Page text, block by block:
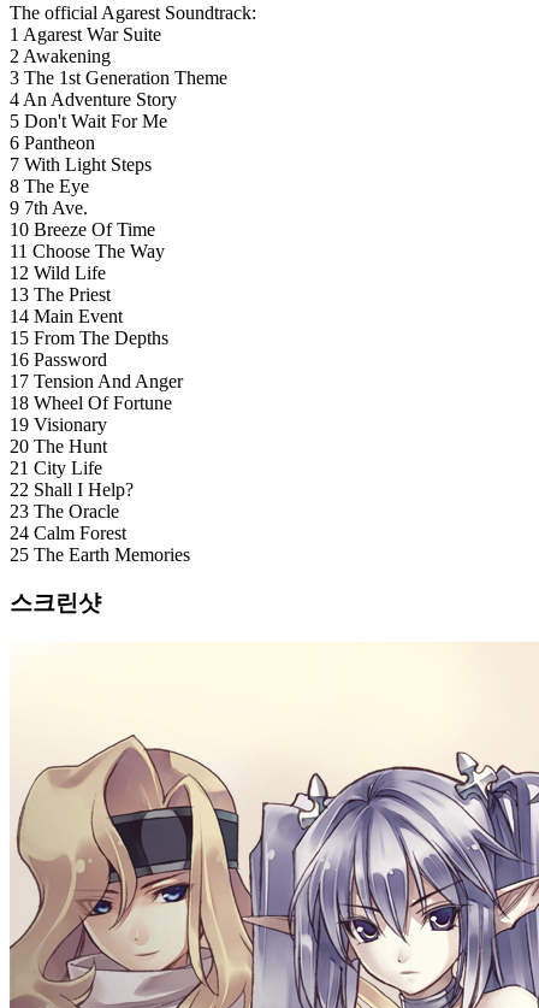
The official Agarest Soundtrack:
1 Agarest War Suite
2 Awakening
3 The 1st Generation Theme
4 An Adventure Story
5 Don't Wait For Me
6 Pantheon
7 With Light Steps
8 The Eye
9 7th Ave.
10 Breeze Of Time
11 Choose The Way
12 Wild Life
13 The Priest
14 Main Event
15 From The Depths
16 Password
17 Tension And Anger
18 Wheel Of Fortune
19 Visionary
20 The Hunt
21 City Life
22 Shall I Help?
23 The Oracle
24 Calm Forest
25 The Earth Memories
스크린샷